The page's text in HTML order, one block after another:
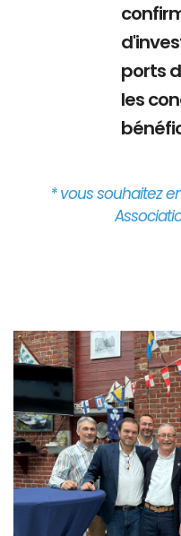
ports
les
* vous souhaitez
Branding
ARMCHAIR